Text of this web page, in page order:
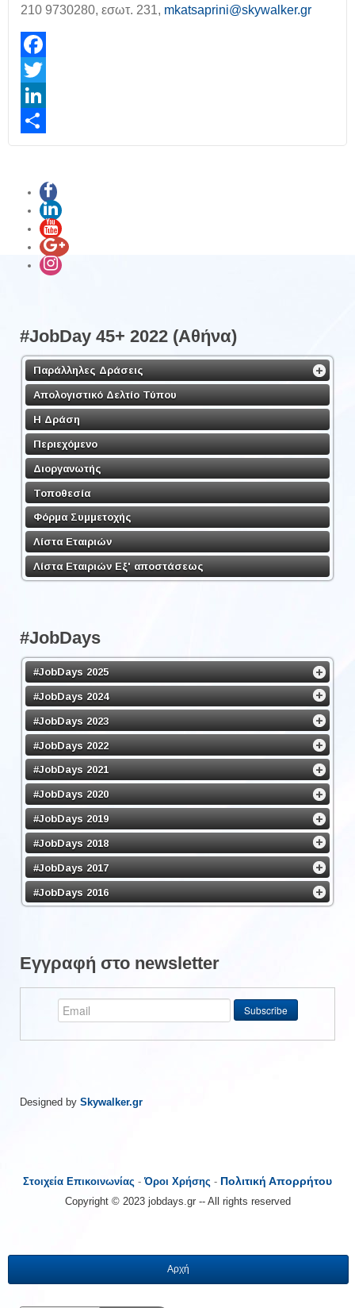
210 9730280, εσωτ. 231, mkatsaprini@skywalker.gr
Facebook
Twitter
LinkedIn
Share
#JobDay 45+ 2022 (Αθήνα)
Παράλληλες Δράσεις
Απολογιστικό Δελτίο Τύπου
Η Δράση
Περιεχόμενο
Διοργανωτής
Τοποθεσία
Φόρμα Συμμετοχής
Λίστα Εταιριών
Λίστα Εταιριών Εξ' αποστάσεως
#JobDays
#JobDays 2025
#JobDays 2024
#JobDays 2023
#JobDays 2022
#JobDays 2021
#JobDays 2020
#JobDays 2019
#JobDays 2018
#JobDays 2017
#JobDays 2016
Εγγραφή στο newsletter
Designed by Skywalker.gr
Στοιχεία Επικοινωνίας -Όροι Χρήσης - Πολιτική Απορρήτου
Copyright © 2023 jobdays.gr -- All rights reserved
Αρχή